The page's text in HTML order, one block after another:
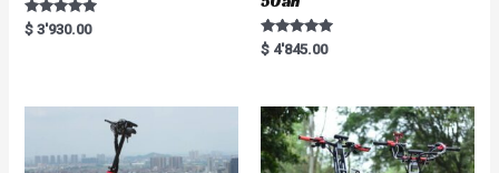
Rated
5.00
$ 3'930.00
Rated
5.00
$ 4'845.00